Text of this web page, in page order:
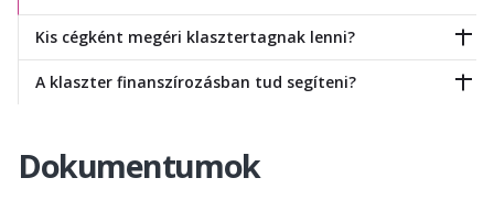
Kis cégként megéri klasztertagnak lenni?
A klaszter finanszírozásban tud segíteni?
Dokumentumok